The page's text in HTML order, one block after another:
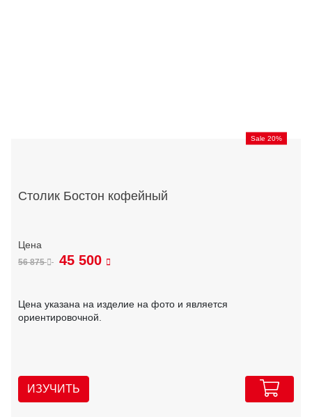
Sale 20%
Столик Бостон кофейный
56 875 45 500
Цена указана на изделие на фото и является
ориентировочной.
ИЗУЧИТЬ